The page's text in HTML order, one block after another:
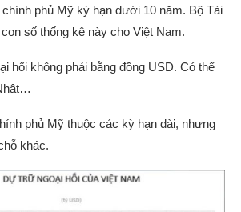
chính phủ Mỹ kỳ hạn dưới 10 năm. Bộ Tài
số thống kê này cho Việt Nam.
hối không phải bằng đồng USD. Có thể
phủ Mỹ thuộc các kỳ hạn dài, nhưng
khác.